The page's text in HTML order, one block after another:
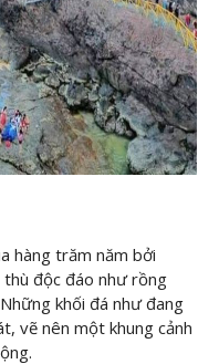
hàng trăm năm bởi
độc đáo như rồng
khối đá như đang
vẽ nên một khung cảnh